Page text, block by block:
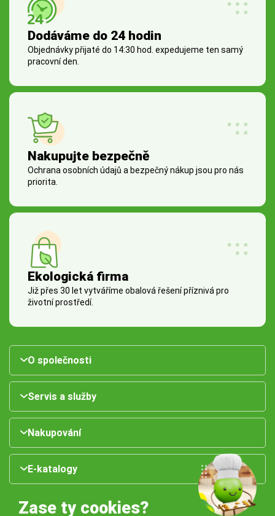
Dodáváme do 24 hodin
Objednávky přijaté do 14:30 hod. expedujeme ten samý
pracovní den.
Nakupujte bezpečně
Ochrana osobních údajů a bezpečný nákup jsou pro nás
priorita.
Ekologická firma
Již přes 30 let vytváříme obalová řešení příznivá pro
životní prostředí.
O společnosti
Servis a služby
Nakupování
E-katalogy
Zase ty cookies?